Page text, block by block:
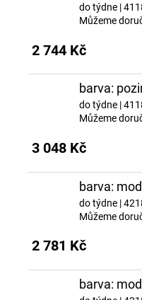
do týdne |
Můžeme
2 744 Kč
barva:
do týdne |
Můžeme
3 048 Kč
barva:
do týdne |
Můžeme
2 781 Kč
barva: